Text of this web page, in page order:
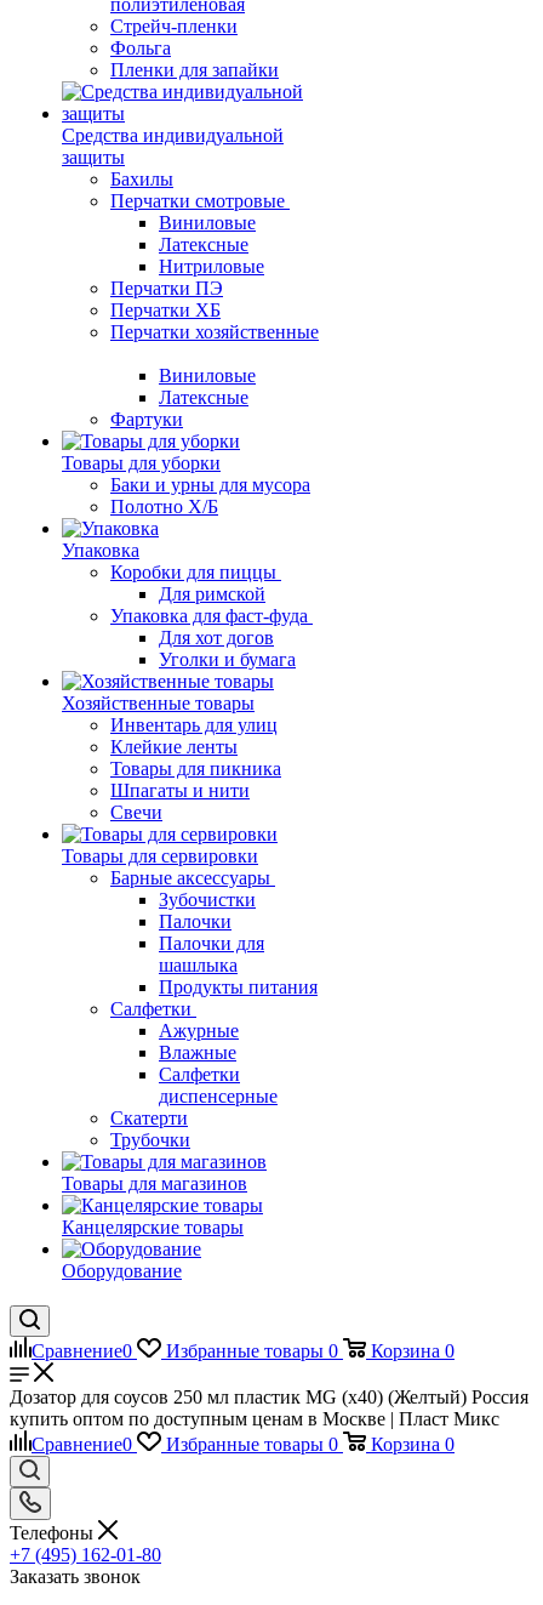
полиэтиленовая
Стрейч-пленки
Фольга
Пленки для запайки
Средства индивидуальной
защиты
Бахилы
Перчатки смотровые
Виниловые
Латексные
Нитриловые
Перчатки ПЭ
Перчатки ХБ
Перчатки хозяйственные
Виниловые
Латексные
Фартуки
Товары для уборки
Баки и урны для мусора
Полотно Х/Б
Упаковка
Коробки для пиццы
Для римской
Упаковка для фаст-фуда
Для хот догов
Уголки и бумага
Хозяйственные товары
Инвентарь для улиц
Клейкие ленты
Товары для пикника
Шпагаты и нити
Свечи
Товары для сервировки
Барные аксессуары
Зубочистки
Палочки
Палочки для
шашлыка
Продукты питания
Салфетки
Ажурные
Влажные
Салфетки
диспенсерные
Скатерти
Трубочки
Товары для магазинов
Канцелярские товары
Оборудование
Сравнение0 Избранные товары 0 Корзина 0
Дозатор для соусов 250 мл пластик MG (х40) (Желтый) Россия
купить оптом по доступным ценам в Москве | Пласт Микс
Сравнение0 Избранные товары 0 Корзина 0
Телефоны
+7 (495) 162-01-80
Заказать звонок